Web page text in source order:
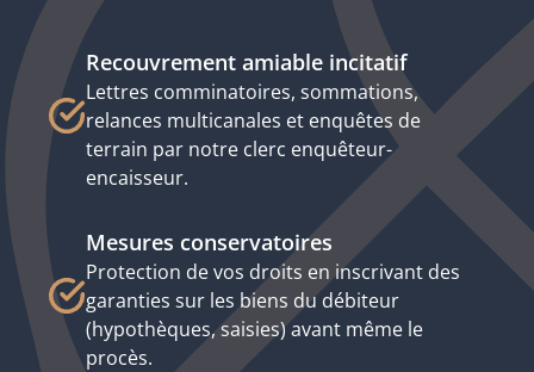
Recouvrement amiable incitatif
Lettres comminatoires, sommations,
relances multicanales et enquêtes de
terrain par notre clerc enquêteur-
encaisseur.
Mesures conservatoires
Protection de vos droits en inscrivant des
garanties sur les biens du débiteur
(hypothèques, saisies) avant même le
procès.